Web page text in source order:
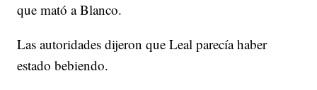
que mató a Blanco.
Las autoridades dijeron que Leal parecía haber
estado bebiendo.